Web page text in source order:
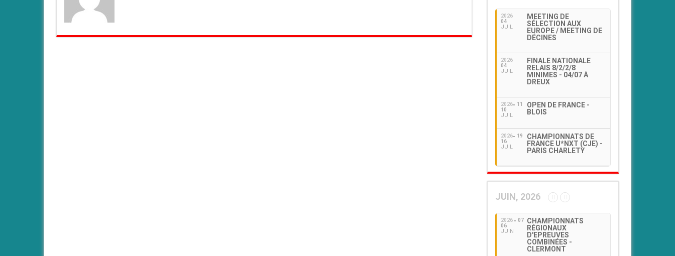
2026
04
JUIL
MEETING DE
SÉLECTION AUX
EUROPE / MEETING DE
DÉCINES
2026
04
JUIL
FINALE NATIONALE
RELAIS 8/2/2/8
MINIMES - 04/07 À
DREUX
2026
10
JUIL
11
OPEN DE FRANCE -
BLOIS
2026
16
JUIL
19
CHAMPIONNATS DE
FRANCE U*NXT (CJE) -
PARIS CHARLETY
JUIN, 2026
2026
06
JUIN
07
CHAMPIONNATS
RÉGIONAUX
D'EPREUVES
COMBINÉES -
CLERMONT